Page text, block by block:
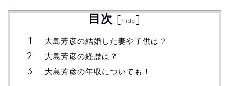
目次 [hide]
大島芳彦の結婚した妻や子供は？
大島芳彦の経歴は？
大島芳彦の年収についても！